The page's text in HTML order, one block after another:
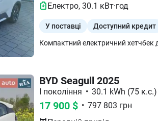
Електро, 30.1 кВт·год
У поставці Доступний кредит
BYD Seagull 2025
I покоління • 30.1 kWh (75 к.с.)
17 900 $ • 797 803 грн